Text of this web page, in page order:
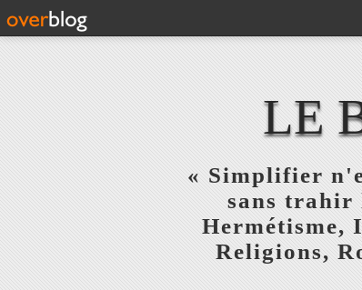
LE
« Simplifier
sans trahir
Hermétisme,
Religions,